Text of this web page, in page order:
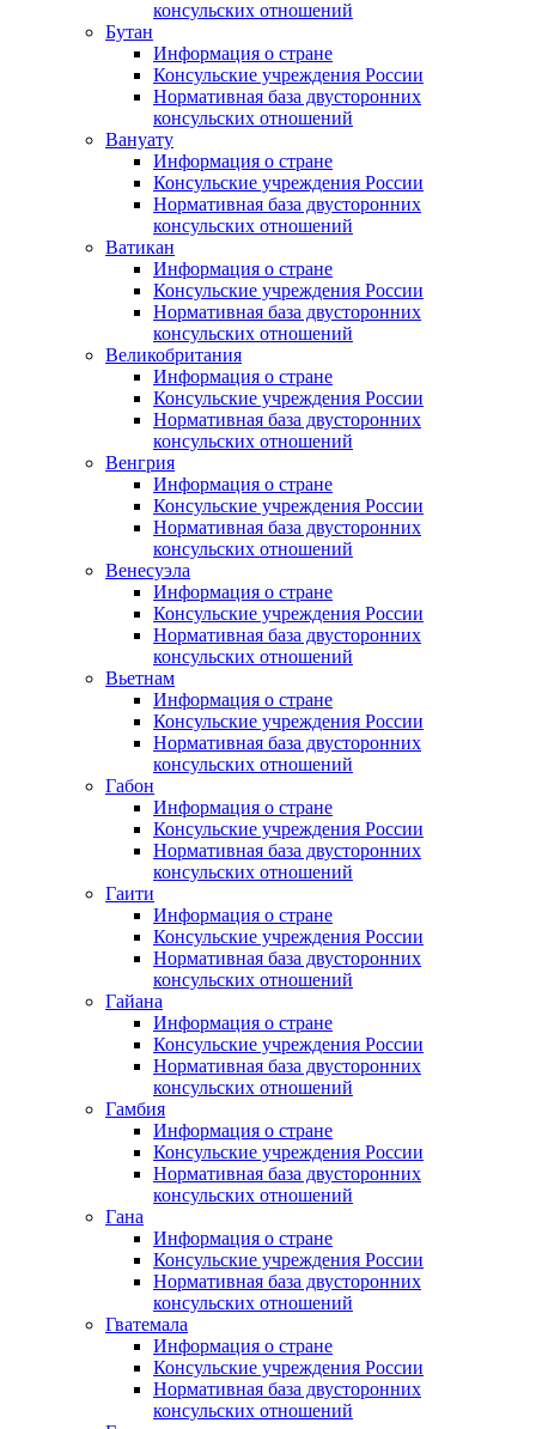
консульских отношений
Бутан
Информация о стране
Консульские учреждения России
Нормативная база двусторонних
консульских отношений
Вануату
Информация о стране
Консульские учреждения России
Нормативная база двусторонних
консульских отношений
Ватикан
Информация о стране
Консульские учреждения России
Нормативная база двусторонних
консульских отношений
Великобритания
Информация о стране
Консульские учреждения России
Нормативная база двусторонних
консульских отношений
Венгрия
Информация о стране
Консульские учреждения России
Нормативная база двусторонних
консульских отношений
Венесуэла
Информация о стране
Консульские учреждения России
Нормативная база двусторонних
консульских отношений
Вьетнам
Информация о стране
Консульские учреждения России
Нормативная база двусторонних
консульских отношений
Габон
Информация о стране
Консульские учреждения России
Нормативная база двусторонних
консульских отношений
Гаити
Информация о стране
Консульские учреждения России
Нормативная база двусторонних
консульских отношений
Гайана
Информация о стране
Консульские учреждения России
Нормативная база двусторонних
консульских отношений
Гамбия
Информация о стране
Консульские учреждения России
Нормативная база двусторонних
консульских отношений
Гана
Информация о стране
Консульские учреждения России
Нормативная база двусторонних
консульских отношений
Гватемала
Информация о стране
Консульские учреждения России
Нормативная база двусторонних
консульских отношений